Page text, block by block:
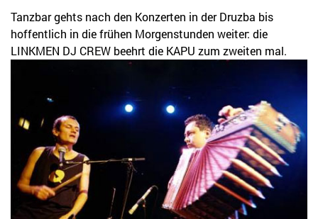
Tanzbar gehts nach den Konzerten in der Druzba bis
hoffentlich in die frühen Morgenstunden weiter: die
LINKMEN DJ CREW beehrt die KAPU zum zweiten mal.